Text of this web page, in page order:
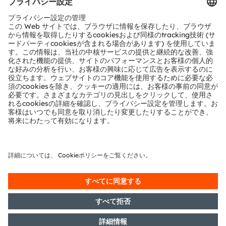
お問い合わせ
テクニカルサポート
パートナーネットワーク
通報
© 2026 ams-OSRAM AG. All rights reserved.
プライバシーポリシー 利用規約 取引条件
AI利用ポリシー